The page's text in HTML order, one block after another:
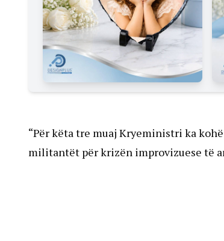
“Për këta tre muaj Kryeministri ka
militantët për krizën improvizuese të